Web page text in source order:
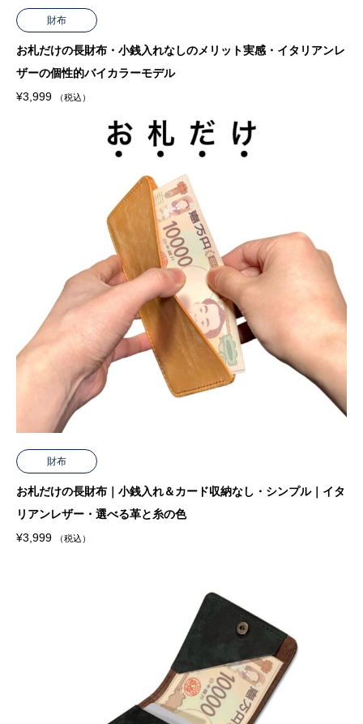
財布
お札だけの長財布・小銭入れなしのメリット実感・イタリアンレ
ザーの個性的バイカラーモデル
¥3,999 （税込）
財布
お札だけの長財布｜小銭入れ＆カード収納なし・シンプル｜イタ
リアンレザー・選べる革と糸の色
¥3,999 （税込）